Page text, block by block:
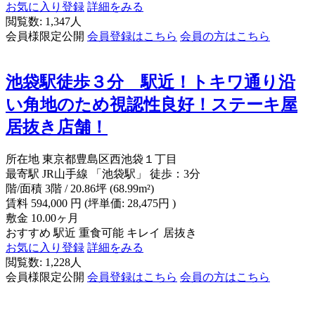
お気に入り登録 詳細をみる
閲覧数: 1,347人
会員様限定公開 会員登録はこちら 会員の方はこちら
池袋駅徒歩３分 駅近！トキワ通り沿
い角地のため視認性良好！ステーキ屋
居抜き店舗！
所在地 東京都豊島区西池袋１丁目
最寄駅 JR山手線 「池袋駅」 徒歩：3分
階/面積 3階 / 20.86坪 (68.99m²)
賃料 594,000 円 (坪単価: 28,475円 )
敷金 10.00ヶ月
おすすめ 駅近 重食可能 キレイ 居抜き
お気に入り登録 詳細をみる
閲覧数: 1,228人
会員様限定公開 会員登録はこちら 会員の方はこちら